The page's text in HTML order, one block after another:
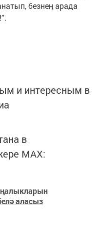
безнең арада
и интересным в
в
MАХ:
аласыз